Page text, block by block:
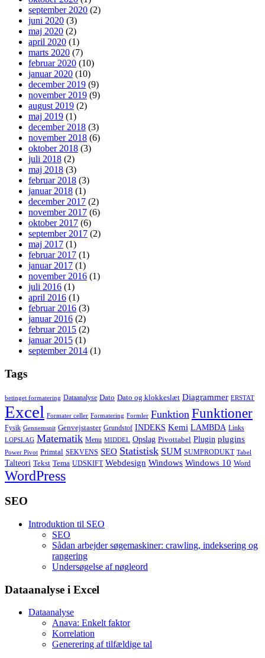
september 2020 (2)
juni 2020 (3)
maj 2020 (2)
april 2020 (1)
marts 2020 (7)
februar 2020 (10)
januar 2020 (10)
december 2019 (9)
november 2019 (9)
august 2019 (2)
maj 2019 (1)
december 2018 (3)
november 2018 (6)
oktober 2018 (3)
juli 2018 (2)
maj 2018 (3)
februar 2018 (3)
januar 2018 (1)
december 2017 (2)
november 2017 (6)
oktober 2017 (6)
september 2017 (2)
maj 2017 (1)
februar 2017 (1)
januar 2017 (1)
november 2016 (1)
juli 2016 (1)
april 2016 (1)
februar 2016 (3)
januar 2016 (2)
februar 2015 (2)
januar 2015 (1)
september 2014 (1)
Tags
betinget formatering Dataanalyse Dato Dato og klokkeslæt Diagrammer ERSTAT
Excel Formater celler Formatering Formler Funktion Funktioner
Fysik Gennemsnit Genvejstaster Grundstof INDEKS Kemi LAMBDA Links
LOPSLAG Matematik Menu MIDDEL Opslag Pivottabel Plugin plugins
Power Pivot Primtal SEKVENS SEO Statistisk SUM SUMPRODUKT Tabel
Talteori Tekst Tema UDSKIFT Webdesign Windows Windows 10 Word
WordPress
SEO
Introduktion til SEO
SEO
Sådan arbejder søgemaskiner: crawling, indeksering og
rangering
Undersøgelse af nøgleord
Dataanalyse i Excel
Dataanalyse
Anava: Enkelt faktor
Korrelation
Generering af tilfældige tal